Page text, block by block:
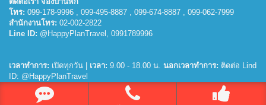
โทร: 099-178-9996 , 099-495-8887 , 099-674-8887 , 099-062-7999
สำนักงานโทร: 02-002-2822
Line ID: @HappyPlanTravel, 0991789996
เวลาทำการ: เปิดทุกวัน | เวลา: 9.00 - 18.00 น. นอกเวลาทำการ: ติดต่อ Lind
ID: @HappyPlanTravel
© 2026บ้านพักหัวหิน